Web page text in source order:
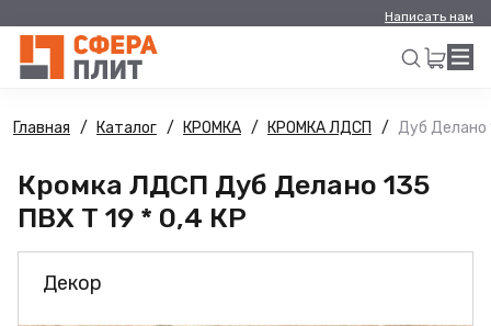
Написать нам
Искать
Главная Каталог КРОМКА КРОМКА ЛДСП Дуб Делано
Кромка ЛДСП Дуб Делано 135
ПВХ Т 19 * 0,4 КР
Декор